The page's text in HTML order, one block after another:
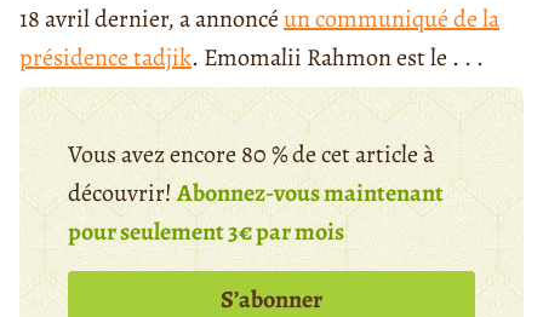
18 avril dernier, a annoncéun communiqué de la
présidence tadjik. Emomalii Rahmon est le . . .
Vous avez encore 80 % de cet article à
découvrir!Abonnez-vous maintenant
pour seulement 3€ par mois
S’abonner